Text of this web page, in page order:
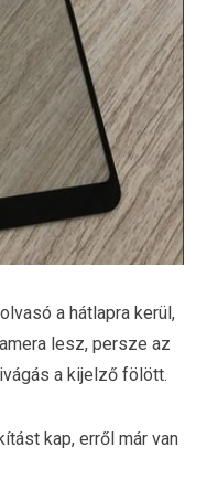
a hátlapra kerül,
lesz, persze az
a kijelző fölött.
kap, erről már van